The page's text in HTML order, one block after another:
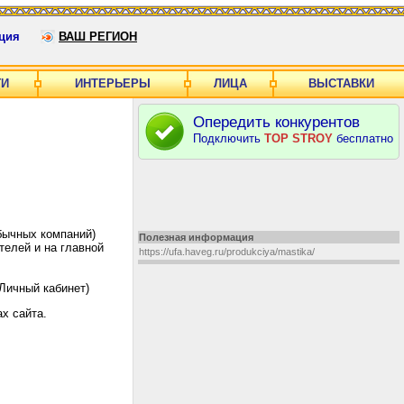
ВАШ РЕГИОН
ИНТЕРЬЕРЫ ЛИЦА ВЫСТАВКИ
компаний)
и на главной
кабинет)
сайта.
Опередить конкурентов
Подключить TOP STROY бесплатно
Полезная информация
https://ufa.haveg.ru/produkciya/mastika/